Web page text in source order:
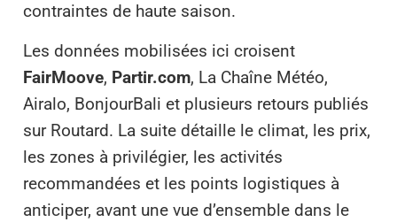
contraintes de haute saison.
Les données mobilisées ici croisent
FairMoove, Partir.com, La Chaîne Météo,
Airalo, BonjourBali et plusieurs retours publiés
sur Routard. La suite détaille le climat, les prix,
les zones à privilégier, les activités
recommandées et les points logistiques à
anticiper, avant une vue d’ensemble dans le